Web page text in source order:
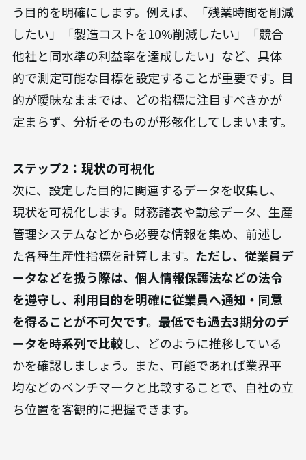
う目的を明確にします。例えば、「残業時間を削減
したい」「製造コストを10%削減したい」「競合
他社と同水準の利益率を達成したい」など、具体
的で測定可能な目標を設定することが重要です。目
的が曖昧なままでは、どの指標に注目すべきかが
定まらず、分析そのものが形骸化してしまいます。
ステップ2：現状の可視化
次に、設定した目的に関連するデータを収集し、
現状を可視化します。財務諸表や勤怠データ、生産
管理システムなどから必要な情報を集め、前述し
た各種生産性指標を計算します。 ただし、従業員デ
ータなどを扱う際は、個人情報保護法などの法令
を遵守し、利用目的を明確に従業員へ通知・同意
を得ることが不可欠です。 最低でも過去3期分のデ
ータを時系列で比較し、どのように推移している
かを確認しましょう。また、可能であれば業界平
均などのベンチマークと比較することで、自社の立
ち位置を客観的に把握できます。